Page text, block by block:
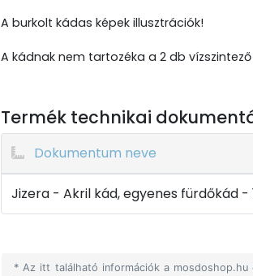
A burkolt kádas képek illusztrációk!
A kádnak nem tartozéka a 2 db
Termék technikai
Dokumentum neve
Jizera - Akril kád, egyenes fürdőkád
* Az itt található információk a